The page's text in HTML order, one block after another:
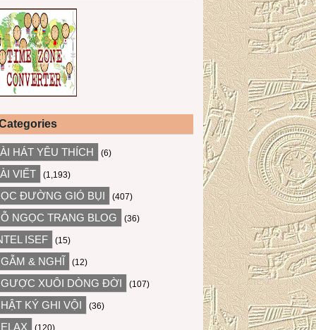
HÁT YÊU THÍCH (6)
VIẾT (1,193)
ĐƯỜNG GIÓ BỤI (407)
NGỌC TRANG BLOG (36)
ISEF (15)
& NGHĨ (12)
XUÔI DÒNG ĐỜI (107)
KÝ GHI VỘI (36)
(120)